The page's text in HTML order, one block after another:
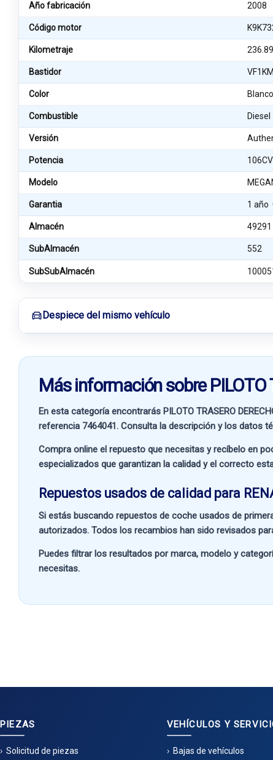
Año fabricación 2008
Código motor
Kilometraje
Bastidor
Color Blanco
Combustible Diesel
Versión
Potencia
Modelo
Garantia 1 año
Almacén 49291
SubAlmacén 552
SubSubAlmacén
Despiece del mismo vehículo
Más información sobre PILOTO
En esta categoría encontrarás PILOTO TRASERO
referencia 7464041. Consulta la descripción y los datos
Compra online el repuesto que necesitas y recíbelo en
especializados que garantizan la calidad y el correcto
Repuestos usados de calidad para
Si estás buscando repuestos de coche usados de
autorizados. Todos los recambios han sido revisados
Puedes filtrar los resultados pormarca, modelo y
necesitas.
PIEZAS
Solicitud de piezas
VEHÍCULOS Y
Bajas de vehículos